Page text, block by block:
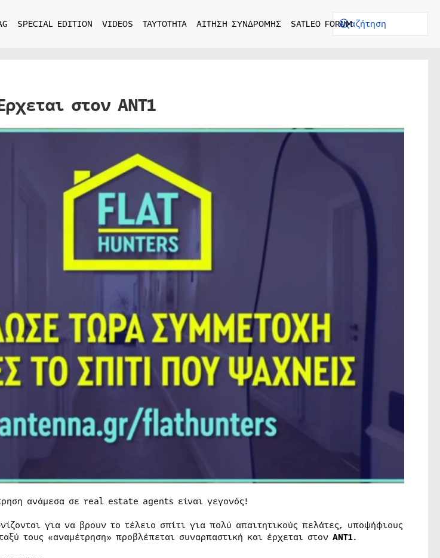
SPECIAL EDITION VIDEOS ΤΑΥΤΟΤΗΤΑ ΑΙΤΗΣΗ ΣΥΝΔΡΟΜΗΣ SATLEO FORUM
στον ΑΝΤ1
ανάμεσα σε real estate agents είναι γεγονός!
για να βρουν το τέλειο σπίτι για πολύ απαιτητικούς πελάτες, υποψήφιους
τους «αναμέτρηση» προβλέπεται συναρπαστική και έρχεται στον ΑΝΤ1.